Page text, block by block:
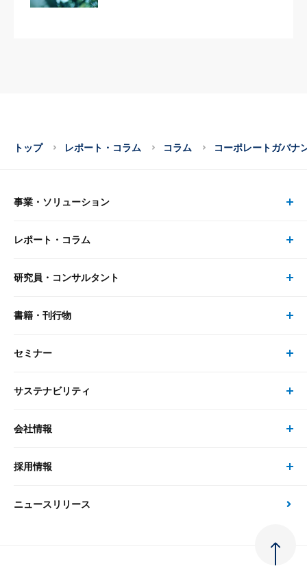
トップ レポート・コラム コラム コーポレートガバナ
事業・ソリューション
事業・ソリューション トップ
リサーチ
大和総研の強み
先端テクノロジーに基づく新たな価値の創出
レポート・コラム
レポート・コラム トップ
最新のレポート・コラム
政策分析
研究員・コンサルタント
研究員・コンサルタント トップ
研究員
書籍・刊行物
書籍・刊行物 トップ
書籍
セミナー
セミナー トップ
現在受付中のセミナー・イベント
サステナビリティ
サステナビリティの取り組み
次世代社会への貢献
会社情報
会社情報 トップ
会社概要・役員一覧
採用情報
採用情報 トップ
ニュースリリース